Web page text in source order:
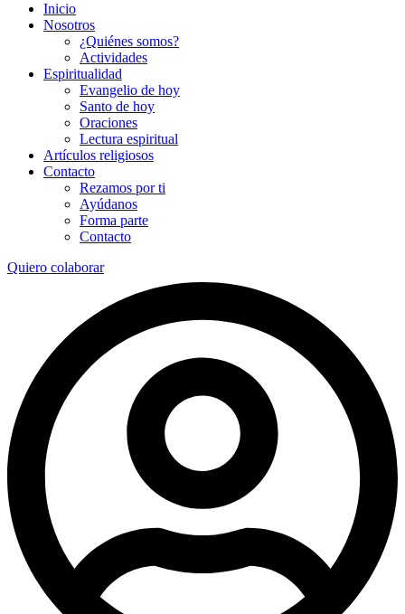
Inicio
Nosotros
¿Quiénes somos?
Actividades
Espiritualidad
Evangelio de hoy
Santo de hoy
Oraciones
Lectura espiritual
Artículos religiosos
Contacto
Rezamos por ti
Ayúdanos
Forma parte
Contacto
Quiero colaborar